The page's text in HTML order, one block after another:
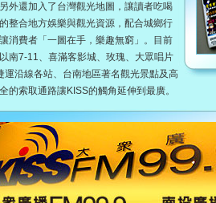
外還加入了台灣觀光地圖，讓讀者吃喝
整合地方娛樂與觀光資源，配合城鄉行
消費者「一圖在手，樂趣無窮」。目前
南7-11、喜滿客影城、玫瑰、大眾唱片
運沿線各站、台南地區著名觀光景點及高
的索取通路讓KISS的觸角延伸到最廣。